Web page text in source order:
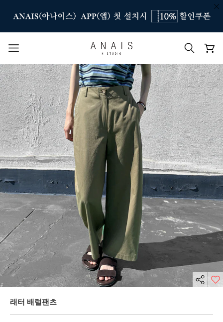
인기 검색어
#신상7%할인 #아나이스 제작
#MD추천 #당일발송 #BEST OF BEST
래터 배럴팬츠